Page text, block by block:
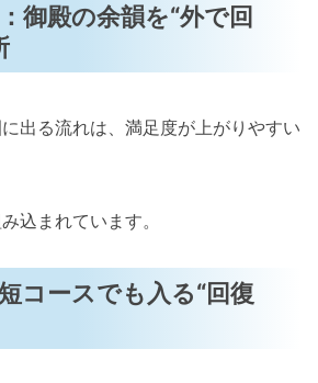
御殿の余韻を“外で回
出る流れは、満足度が上がりやすい
込まれています。
コースでも入る“回復